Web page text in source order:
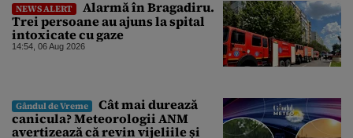
NEWS ALERT
Alarmă în Bragadiru.
Trei persoane au ajuns la spital
intoxicate cu gaze
14:54, 06 Aug 2026
Gândul de Vreme
Cât mai durează
canicula? Meteorologii ANM
avertizează că revin vijeliile și